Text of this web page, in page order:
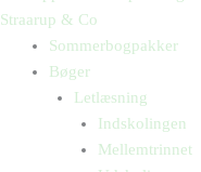
Straarup & Co
Sommerbogpakker
Bøger
Letlæsning
Indskolingen
Mellemtrinnet